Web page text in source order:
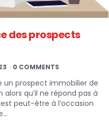
des prospects
0 COMMENTS
un prospect immobilier de
qu’il ne répond pas à
peut-être à l’occasion